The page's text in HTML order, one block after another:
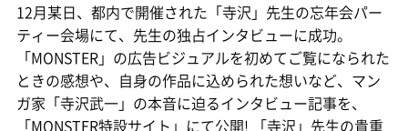
12月某日、都内で開催された「寺沢」先生の忘年会パー
ティー会場にて、先生の独占インタビューに成功。
「MONSTER」の広告ビジュアルを初めてご覧になられた
ときの感想や、自身の作品に込められた想いなど、マン
ガ家「寺沢武一」の本音に迫るインタビュー記事を、
「MONSTER特設サイト」にて公開! 「寺沢」先生の貴重